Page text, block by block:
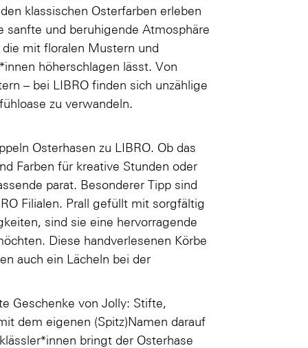
klassischen Osterfarben erleben
sanfte und beruhigende Atmosphäre
mit floralen Mustern und
höherschlagen lässt. Von
– bei LIBRO finden sich unzählige
zu verwandeln.
Osterhasen zu LIBRO. Ob das
Farben für kreative Stunden oder
parat. Besonderer Tipp sind
Filialen. Prall gefüllt mit sorgfältig
sind sie eine hervorragende
Diese handverlesenen Körbe
auch ein Lächeln bei der
Geschenke von Jolly: Stifte,
dem eigenen (Spitz)Namen darauf
bringt der Osterhase